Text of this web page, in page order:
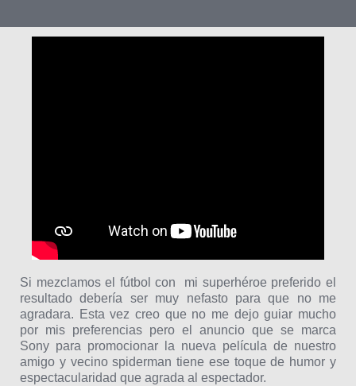
Si mezclamos el fútbol con mi superhéroe preferido el
resultado debería ser muy nefasto para que no me
agradara. Esta vez creo que no me dejo guiar mucho
por mis preferencias pero el anuncio que se marca
Sony para promocionar la nueva película de nuestro
amigo y vecino spiderman tiene ese toque de humor y
espectacularidad que agrada al espectador.